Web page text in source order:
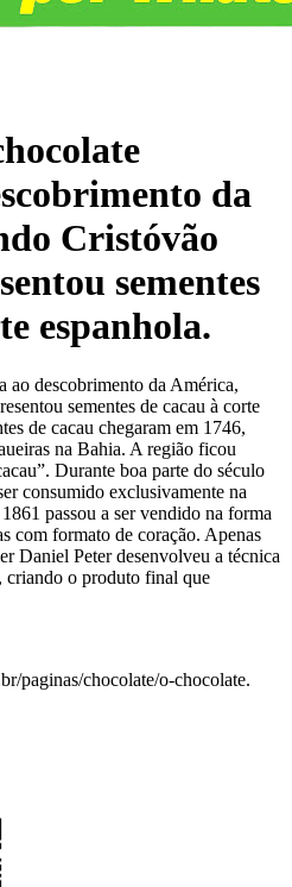
da
Cristóvão
sementes
espanhola.
ao descobrimento da América,
sementes de cacau à corte
de cacau chegaram em 1746,
na Bahia. A região ficou
Durante boa parte do século
consumido exclusivamente na
passou a ser vendido na forma
com formato de coração. Apenas
Daniel Peter desenvolveu a técnica
criando o produto final que
paginas/chocolate/o-chocolate.